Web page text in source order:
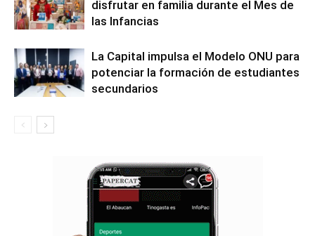
disfrutar en familia durante el Mes de
las Infancias
La Capital impulsa el Modelo ONU para
potenciar la formación de estudiantes
secundarios